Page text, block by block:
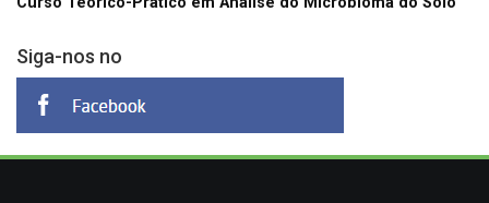
Siga-nos no